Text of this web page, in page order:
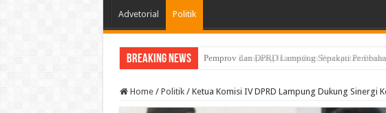
Advetorial Politik
Breaking News Pemprov Lampung Intensifkan Percepatan
Home / Politik / Ketua Komisi IV DPRD Lampung Dukung Sinergi